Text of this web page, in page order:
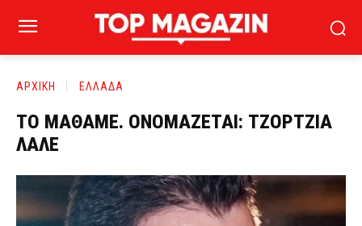
ΑΡΧΙΚΗ ΕΛΛΑΔΑ
ΤΟ ΜΑΘΑΜΕ. ΟΝΟΜΑΖΕΤΑΙ: ΤΖΟΡΤΖΙΑ
ΛΑΛΕ